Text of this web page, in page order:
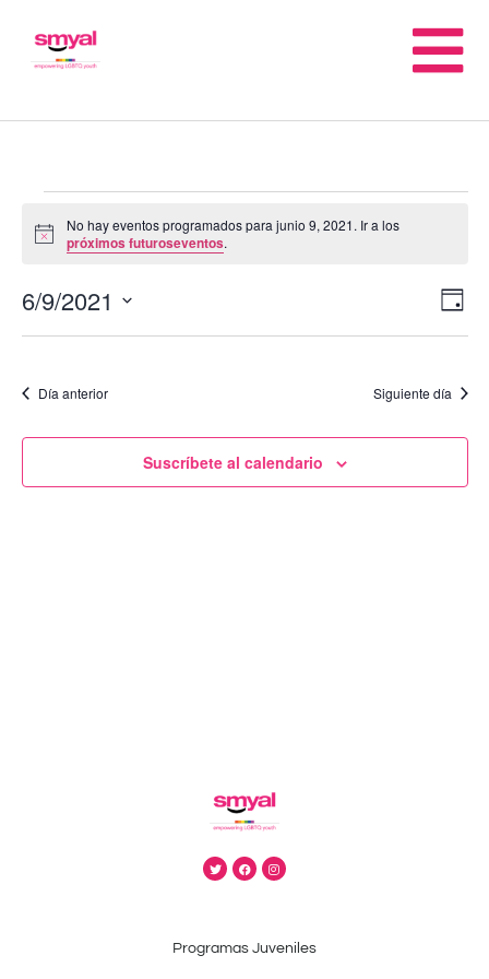
Notice
No hay eventos programados para junio 9, 2021. Ir a los
próximos futuroseventos.
Día
6/9/2021
Seleccionar
Día anterior Siguiente día
Suscríbete al calendario
Programas Juveniles